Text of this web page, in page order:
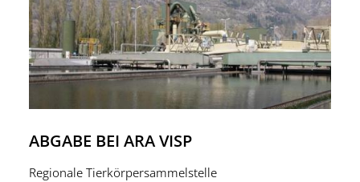
ABGABE BEI ARA VISP
Regionale Tierkörpersammelstelle